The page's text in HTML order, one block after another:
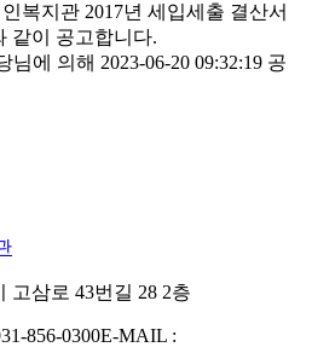
복지관 2017년 세입세출 결산서
같이 공고합니다.
에 의해 2023-06-20 09:32:19 공
고삼로 43번길 28 2층
856-0300E-MAIL :